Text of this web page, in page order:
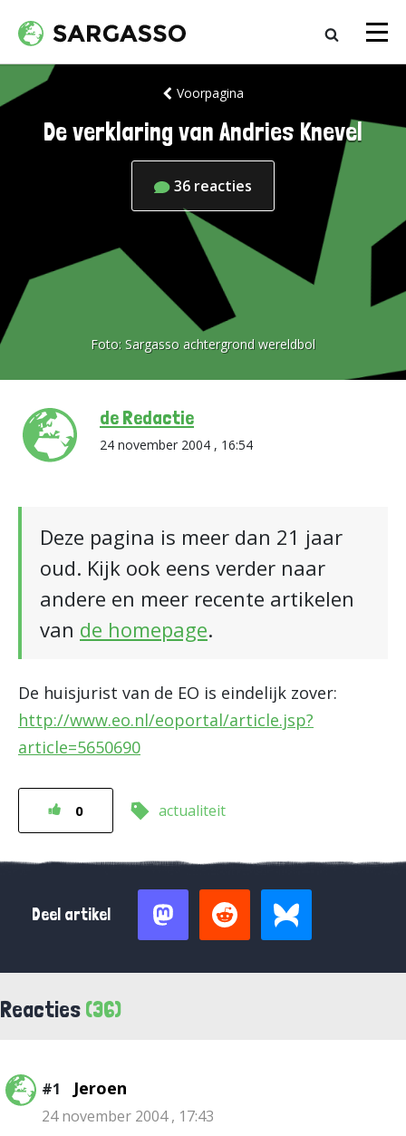
Voorpagina
De verklaring van Andries Knevel
36 reacties
Foto: Sargasso achtergrond wereldbol
de Redactie
24 november 2004 , 16:54
Deze pagina is meer dan 21 jaar
oud. Kijk ook eens verder naar
andere en meer recente artikelen
van de homepage.
De huisjurist van de EO is eindelijk zover:
http://www.eo.nl/eoportal/article.jsp?
article=5650690
0 actualiteit
Deel artikel
Reacties (36)
#1 Jeroen
24 november 2004 , 17:43